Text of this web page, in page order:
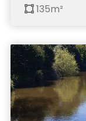
135m²